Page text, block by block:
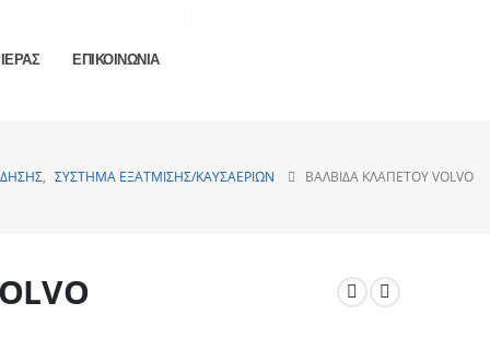
ΕΠΙΚΟΙΝΩΝΙΑ
, ΣΎΣΤΗΜΑ ΕΞΆΤΜΙΣΗΣ/ΚΑΥΣΑΕΡΊΩΝ ΒΑΛΒΊΔΑ ΚΛΑΠΈΤΟΥ VOLVO